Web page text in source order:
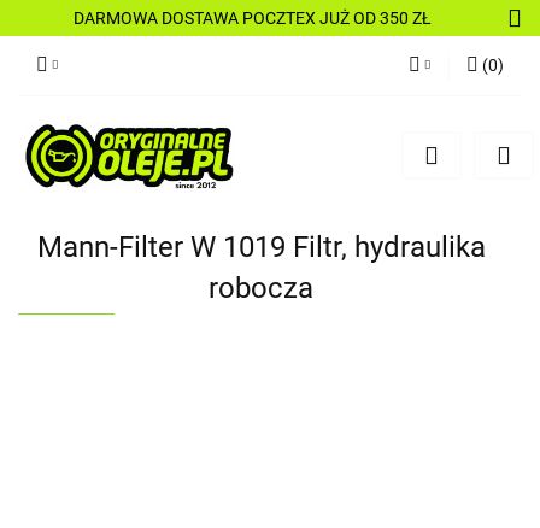
DARMOWA DOSTAWA POCZTEX JUŻ OD 350 ZŁ
Zarejestruj się
(0)
Mann-Filter W 1019 Filtr, hydraulika
robocza